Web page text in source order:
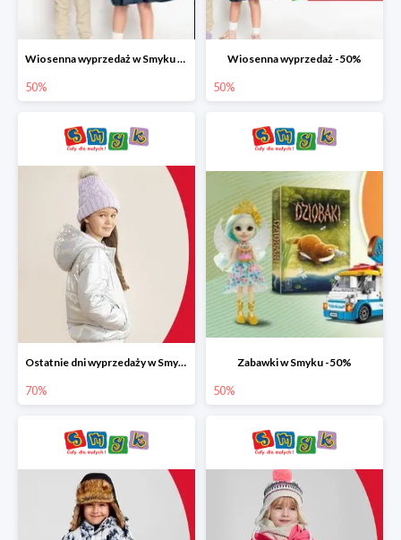
Wiosenna wyprzedaż w Smyku do -50%
50%
Wiosenna wyprzedaż -50%
50%
Ostatnie dni wyprzedaży w Smyku do -70%
70%
Zabawki w Smyku -50%
50%